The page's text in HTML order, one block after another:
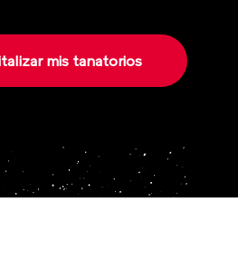
mis tanatorios